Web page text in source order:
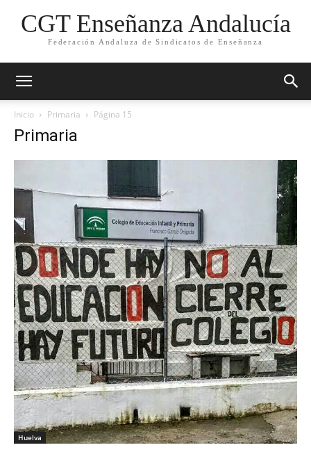
CGT Enseñanza Andalucía
Federación Andaluza de Sindicatos de Enseñanza
Inicio Primaria Página 15
Primaria
Huelva